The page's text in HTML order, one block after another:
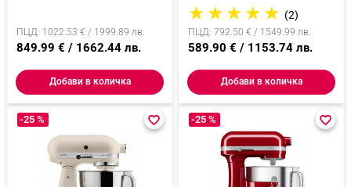
От Кована Мед, Билково
Зелен
ПЦД: 1022.53 € / 1999.89 лв.
849.99 € / 1662.44 лв.
Добави в количка
Черен Мат
★ ★ ★ ★ ★ (2)
ПЦД: 792.50 € / 1549.99 лв.
589.90 € / 1153.74 лв.
Добави в количка
-25 % favorite_border
favorite_border -25 % favorite_border
favorite_border